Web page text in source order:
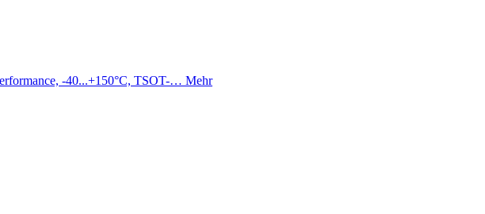
-40...+150°C, TSOT-… Mehr